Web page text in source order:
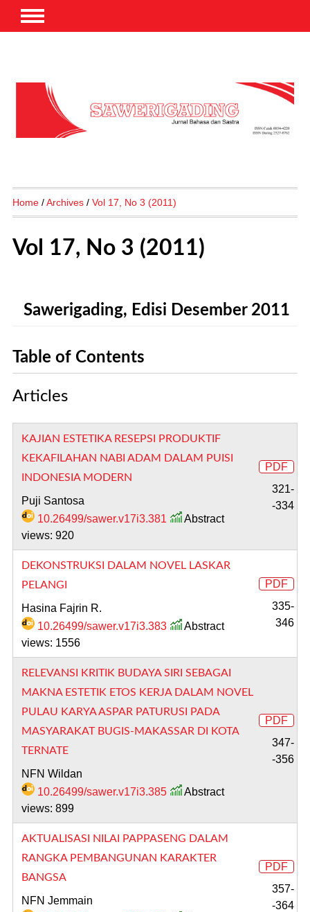
Home/Archives/ Vol 17, No 3 (2011)
Vol 17, No 3 (2011)
Sawerigading, Edisi Desember 2011
Table of Contents
Articles
KAJIAN ESTETIKA RESEPSI PRODUKTIF
KEKAFILAHAN NABI ADAM DALAM PUISI
INDONESIA MODERN
Puji Santosa
10.26499/sawer.v17i3.381
Abstract
views: 920
PDF
321-
-334
DEKONSTRUKSI DALAM NOVEL LASKAR
PELANGI
Hasina Fajrin R.
10.26499/sawer.v17i3.383
Abstract
views: 1556
PDF
335-
346
RELEVANSI KRITIK BUDAYA SIRI SEBAGAI
MAKNA ESTETIK ETOS KERJA DALAM NOVEL
PULAU KARYA ASPAR PATURUSI PADA
MASYARAKAT BUGIS-MAKASSAR DI KOTA
TERNATE
NFN Wildan
10.26499/sawer.v17i3.385
Abstract
views: 899
PDF
347-
-356
AKTUALISASI NILAI PAPPASENG DALAM
RANGKA PEMBANGUNAN KARAKTER
BANGSA
NFN Jemmain
PDF
357-
-364